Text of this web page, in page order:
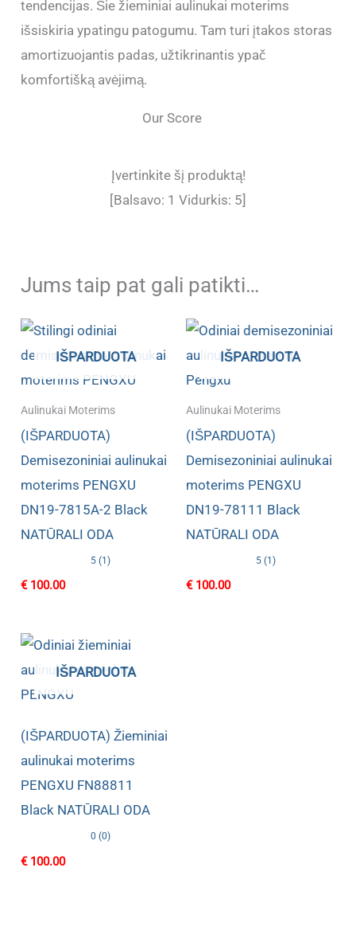
tendencijas. Šie žieminiai aulinukai moterims
išsiskiria ypatingu patogumu. Tam turi įtakos storas
amortizuojantis padas, užtikrinantis ypač
komfortišką avėjimą.
Our Score
Įvertinkite šį produktą!
[Balsavo: 1 Vidurkis: 5]
Jums taip pat gali patikti…
IŠPARDUOTA
Aulinukai Moterims
(IŠPARDUOTA)
Demisezoniniai aulinukai
moterims PENGXU
DN19-7815A-2 Black
NATŪRALI ODA
5 (1)
€100.00
IŠPARDUOTA
Aulinukai Moterims
(IŠPARDUOTA)
Demisezoniniai aulinukai
moterims PENGXU
DN19-78111 Black
NATŪRALI ODA
5 (1)
€100.00
IŠPARDUOTA
(IŠPARDUOTA) Žieminiai
aulinukai moterims
PENGXU FN88811
Black NATŪRALI ODA
0 (0)
€100.00